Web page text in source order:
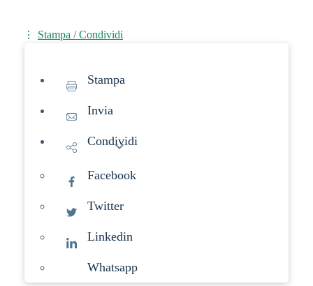
Stampa / Condividi
Stampa
Invia
Condividi
Facebook
Twitter
Linkedin
Whatsapp